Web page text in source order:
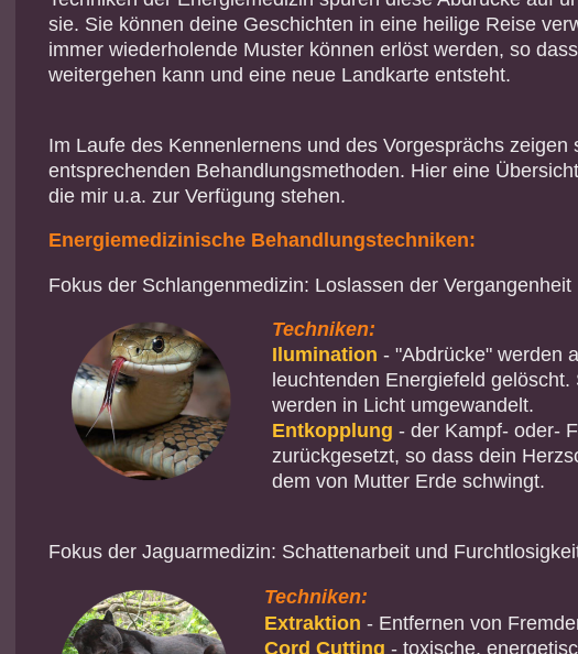
sie. Sie können deine Geschichten in eine heilige Reise
immer wiederholende Muster können erlöst werden, so
weitergehen kann und eine neue Landkarte entsteht.
Im Laufe des Kennenlernens und des Vorgesprächs zeigen
entsprechenden Behandlungsmethoden. Hier eine
die mir u.a. zur Verfügung stehen.
Energiemedizinische Behandlungstechniken:
Fokus der Schlangenmedizin: Loslassen der Vergangenheit
Techniken:
Ilumination - "Abdrücke" werden
leuchtenden Energiefeld gelöscht.
werden in Licht umgewandelt.
Entkopplung - der Kampf- oder-
zurückgesetzt, so dass dein
dem von Mutter Erde schwingt.
Fokus der Jaguarmedizin: Schattenarbeit und
Techniken:
Extraktion - Entfernen von
Cord Cutting - toxische,